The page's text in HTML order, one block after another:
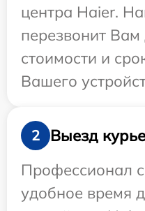
центра Haier.
перезвонит Вам
стоимости и
Вашего
2
Выезд
Профессионал
удобное время